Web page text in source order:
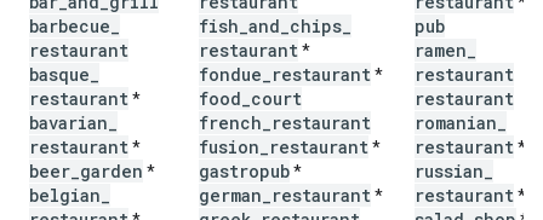
barbecue
restaurant
basque
restaurant*
bavarian
restaurant*
beer garden *
belgian
fish and chips
restaurant*
fondue restaurant*
food court
french restaurant
fusion restaurant*
gastropub*
german restaurant*
pub
ramen
restaurant
restaurant
romanian
restaurant*
russian
restaurant*